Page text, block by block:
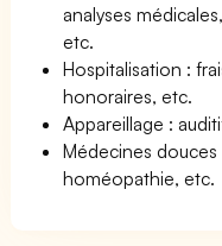
analyses
etc.
Hospitalisation :
honoraires, etc.
Appareillage :
Médecines
homéopathie, etc.